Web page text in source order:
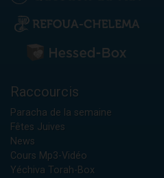
Raccourcis
Paracha de la semaine
Fêtes Juives
News
Cours Mp3-Vidéo
Yéchiva Torah-Box